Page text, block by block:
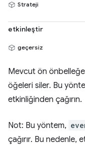
Strateji
etkinleştir
geçersiz
Mevcut ön
öğeleri siler. Bu
etkinliğinden çağırın.
Not: Bu yöntem,
çağırır. Bu nedenle,